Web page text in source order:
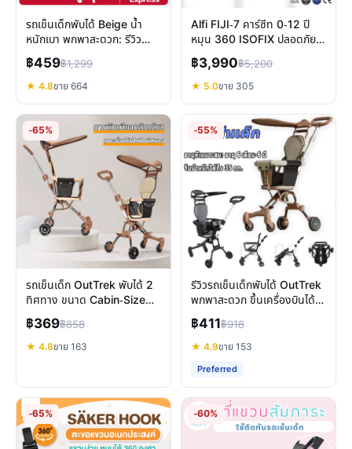
รถเข็นเด็กพับได้ Beige น้ำ
หนักเบา พกพาสะดวก: รีวิว
คุณสมบัติเด่น
฿459฿1,299
★ 4.8ขาย 664
Alfi FIJI-7 คาร์ซีท 0-12 ปี
หมุน 360 ISOFIX ปลอดภัย
สูงสุด คุ้มค่าน่าใช้
฿3,990฿5,200
★ 5.0ขาย 305
-65%
รถเข็นเด็ก OutTrek พับได้ 2
ทิศทาง ขนาด Cabin-Size
รีวิวฉบับเต็ม
฿369฿858
★ 4.8ขาย 163
-55%
รีวิวรถเข็นเด็กพับได้ OutTrek
พกพาสะดวก ขึ้นเครื่องบินได้ 2
ทิศทาง
฿411฿918
★ 4.9ขาย 153
Preferred
-65% -60%